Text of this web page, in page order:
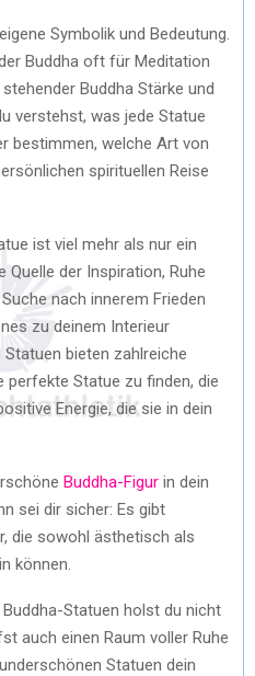
Symbolik und Bedeutung.
Buddha oft für Meditation
Buddha Stärke und
verstehst, was jede Statue
bestimmen, welche Art von
spirituellen Reise
ist viel mehr als nur ein
Quelle der Inspiration, Ruhe
nach innerem Frieden
zu deinem Interieur
bieten zahlreiche
perfekte Statue zu finden, die
Energie, die sie in dein
Buddha-Figur in dein
sei dir sicher: Es gibt
die sowohl ästhetisch als
können.
Statuen holst du nicht
auch einen Raum voller Ruhe
Statuen dein